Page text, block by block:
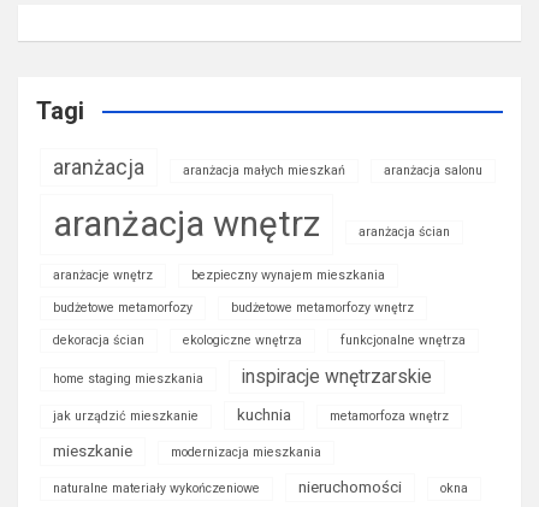
Tagi
aranżacja aranżacja małych mieszkań aranżacja salonu
aranżacja wnętrz aranżacja ścian
aranżacje wnętrz bezpieczny wynajem mieszkania
budżetowe metamorfozy budżetowe metamorfozy wnętrz
dekoracja ścian ekologiczne wnętrza funkcjonalne wnętrza
home staging mieszkania inspiracje wnętrzarskie
jak urządzić mieszkanie kuchnia metamorfoza wnętrz
mieszkanie modernizacja mieszkania
naturalne materiały wykończeniowe nieruchomości okna